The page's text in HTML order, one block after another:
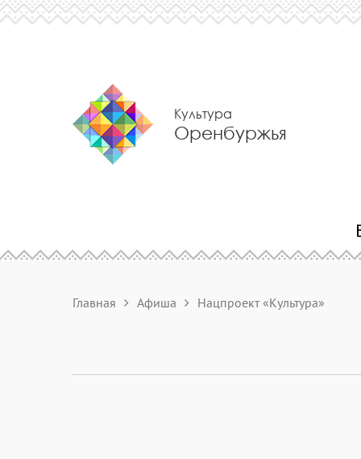
Культура
Оренбуржья
Главная Афиша Нацпроект «Культура»